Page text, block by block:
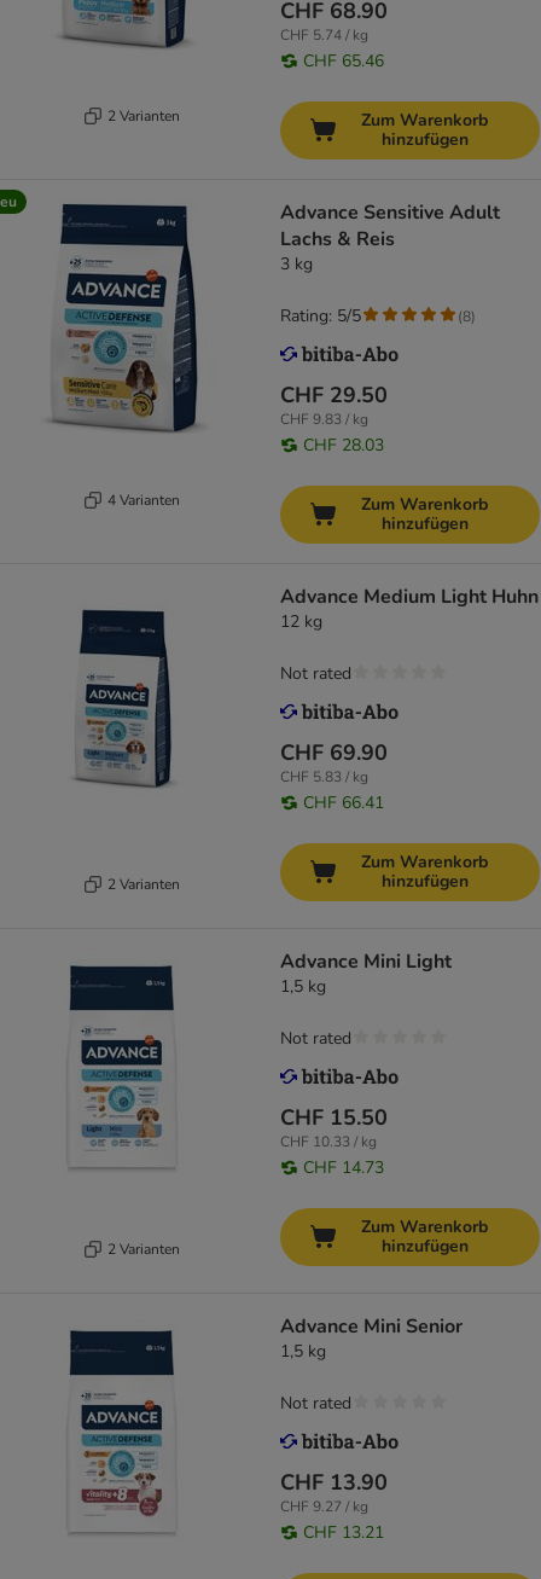
2 Varianten
CHF 68.90
CHF 5.74 / kg
CHF 65.46
Zum Warenkorb
hinzufügen
4 Varianten
Advance Sensitive Adult
Lachs & Reis
3 kg
CHF 29.50
CHF 9.83 / kg
CHF 28.03
Rating: 5/5 (8)
Zum Warenkorb
hinzufügen
2 Varianten
Advance Medium Light Huhn
12 kg
CHF 69.90
CHF 5.83 / kg
CHF 66.41
Not rated
Zum Warenkorb
hinzufügen
2 Varianten
Advance Mini Light
1,5 kg
CHF 15.50
CHF 10.33 / kg
CHF 14.73
Not rated
Zum Warenkorb
hinzufügen
Advance Mini Senior
1,5 kg
CHF 13.90
CHF 9.27 / kg
CHF 13.21
Not rated